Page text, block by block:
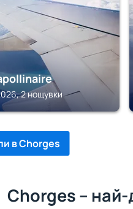
2 нощувки
в Chorges
Chorges –